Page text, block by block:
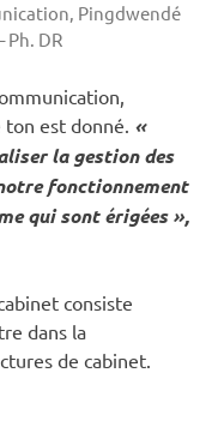
Pingdwendé
DR
est donné. «
la gestion des
fonctionnement
qui sont érigées »,
consiste
dans la
de cabinet.